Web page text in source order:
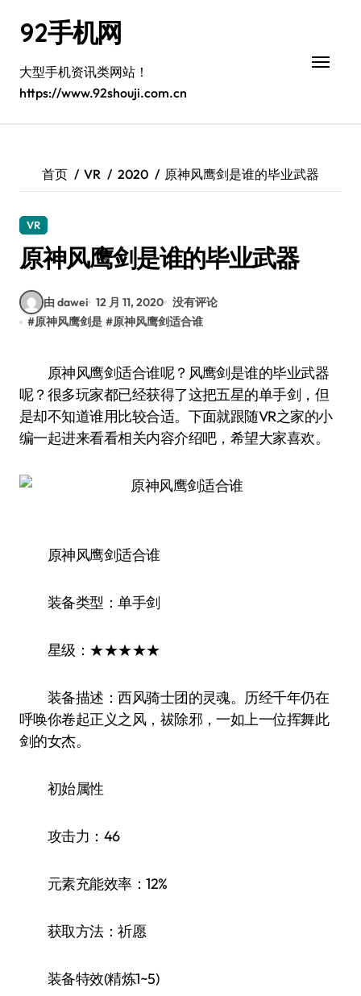
92手机网
大型手机资讯类网站！
https://www.92shouji.com.cn
首页 VR 2020 原神风鹰剑是谁的毕业武器
VR
原神风鹰剑是谁的毕业武器
由 dawei 12 月 11, 2020 没有评论
#原神风鹰剑是 #原神风鹰剑适合谁
原神风鹰剑适合谁呢？风鹰剑是谁的毕业武器
呢？很多玩家都已经获得了这把五星的单手剑，但
是却不知道谁用比较合适。下面就跟随VR之家的小
编一起进来看看相关内容介绍吧，希望大家喜欢。
原神风鹰剑适合谁
装备类型：单手剑
星级：★★★★★
装备描述：西风骑士团的灵魂。历经千年仍在
呼唤你卷起正义之风，祓除邪，一如上一位挥舞此
剑的女杰。
初始属性
攻击力：46
元素充能效率：12%
获取方法：祈愿
装备特效(精炼1~5)